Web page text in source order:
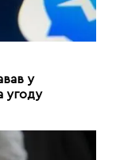
у
угоду